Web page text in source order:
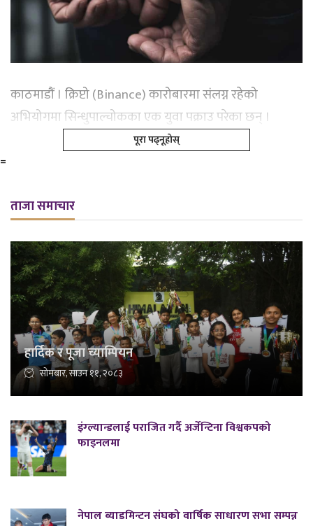
काठमाडौं । क्रिप्टो (Binance) कारोबारमा संलग्न रहेको
अभियोगमा सिन्धुपाल्चोकका एक युवा पक्राउ परेका छन् ।
पूरा पढ्नूहोस्
=
ताजा समाचार
हार्दिक र पूजा च्याम्पियन
सोमबार, साउन ११, २०८३
इंग्ल्यान्डलाई पराजित गर्दै अर्जेन्टिना विश्वकपको
फाइनलमा
नेपाल ब्याडमिन्टन संघको वार्षिक साधारण सभा सम्पन्न